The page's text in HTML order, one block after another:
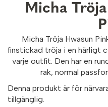
Micha
Micha Tröja Hwasun
finstickad tröja i en härligt
varje outfit. Den har en
rak, normal
Denna produkt är för
tillgänglig.